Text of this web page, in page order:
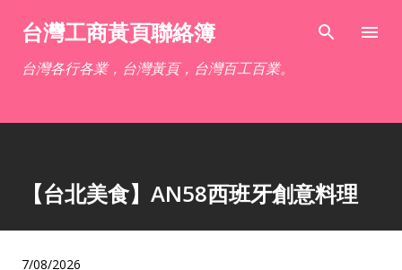
跳到主要內容
台灣工商黃頁聯絡簿
台灣各行各業，台灣黃頁，台灣百工百業。
【台北美食】AN58西班牙創意料理
7/08/2026